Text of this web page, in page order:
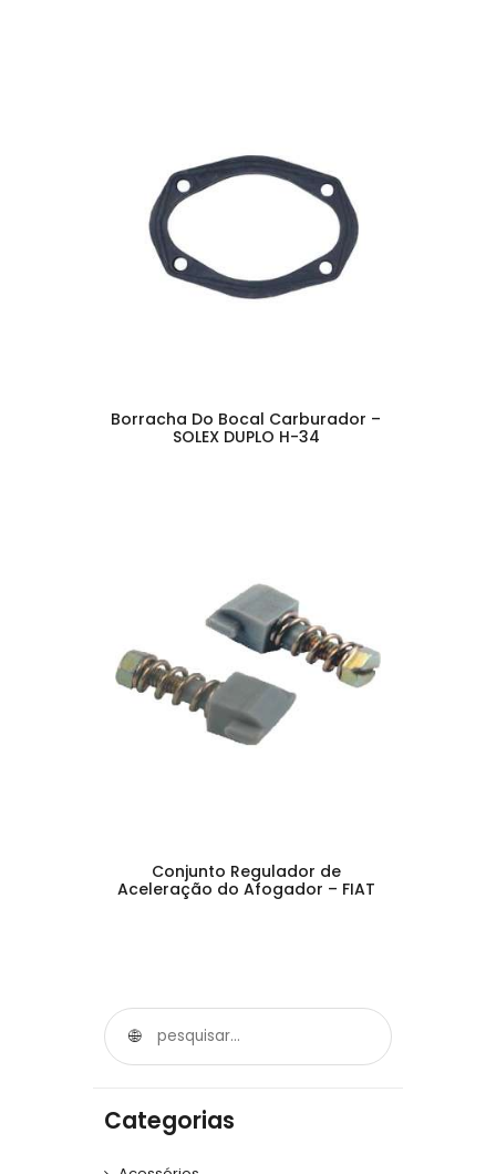
Borracha Do Bocal Carburador –
SOLEX DUPLO H-34
Conjunto Regulador de
Aceleração do Afogador – FIAT
Categorias